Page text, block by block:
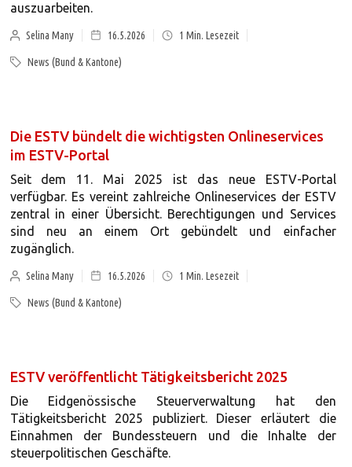
auszuarbeiten.
Selina Many 16.5.2026 1 Min. Lesezeit
News (Bund & Kantone)
Die ESTV bündelt die wichtigsten Onlineservices
im ESTV-Portal
Seit dem 11. Mai 2025 ist das neue ESTV-Portal
verfügbar. Es vereint zahlreiche Onlineservices der ESTV
zentral in einer Übersicht. Berechtigungen und Services
sind neu an einem Ort gebündelt und einfacher
zugänglich.
Selina Many 16.5.2026 1 Min. Lesezeit
News (Bund & Kantone)
ESTV veröffentlicht Tätigkeitsbericht 2025
Die Eidgenössische Steuerverwaltung hat den
Tätigkeitsbericht 2025 publiziert. Dieser erläutert die
Einnahmen der Bundessteuern und die Inhalte der
steuerpolitischen Geschäfte.